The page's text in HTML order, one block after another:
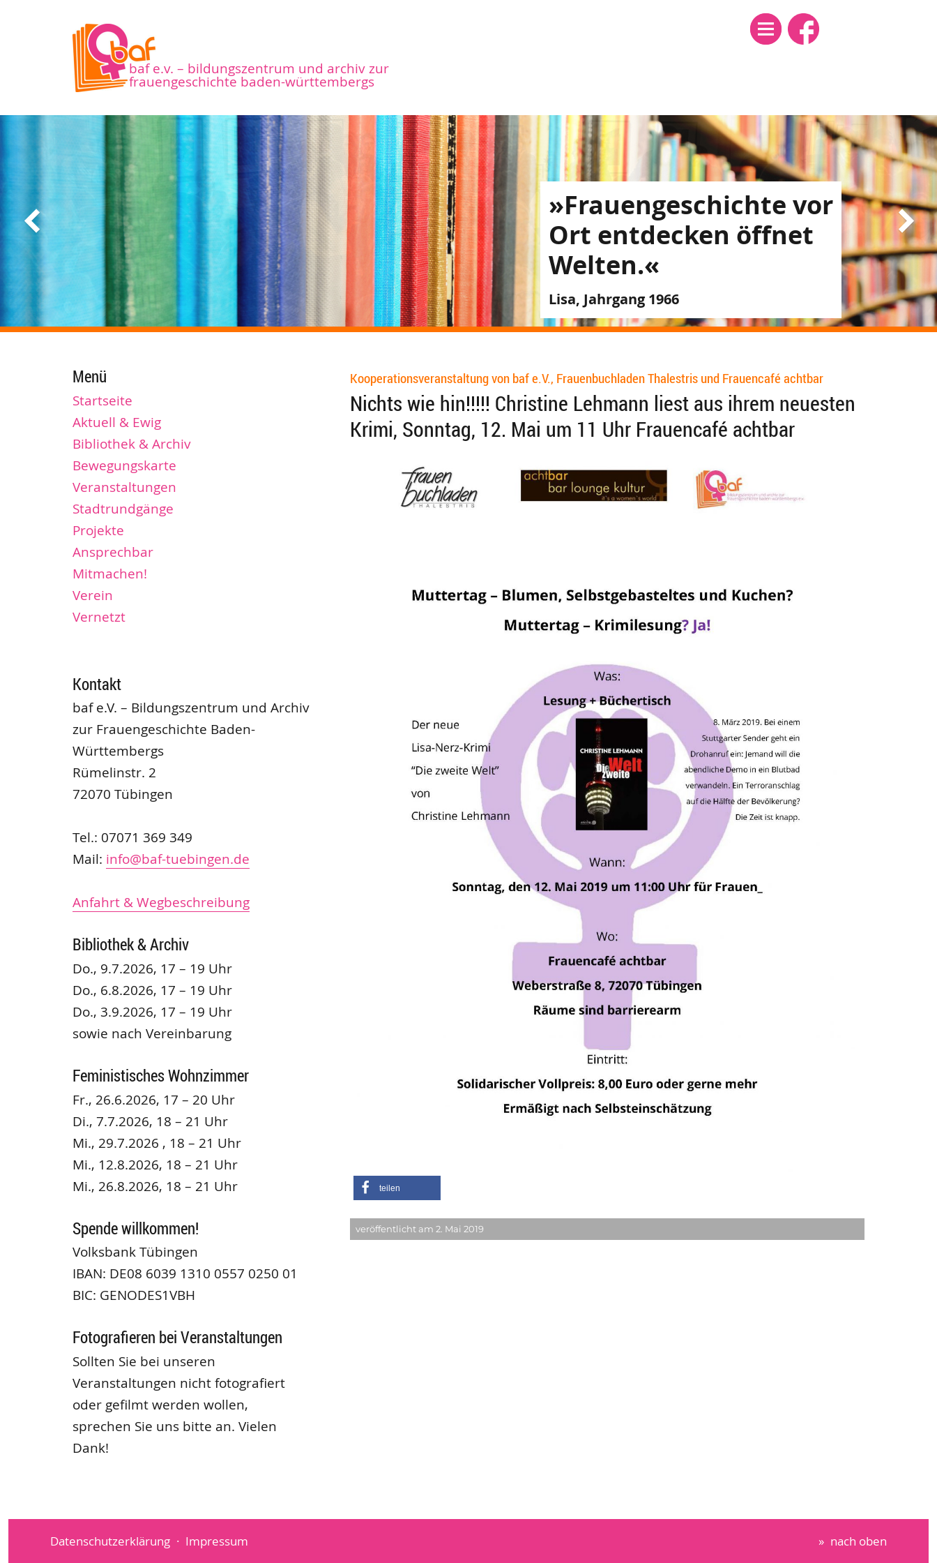
baf e.v. – bildungszentrum und archiv zur
frauengeschichte baden-württembergs
Menü
­»Chancen­­­­gerechtig­­
keit trifft uns alle, sie
ist kein
Frauenthema.«
Ilse, Jahrgang 1938
Kooperationsveranstaltung von baf e.V., Frauenbuchladen Thalestris und Frauencafé achtbar
Nichts wie hin!!!!! Christine Lehmann liest aus ihrem neuesten
Krimi, Sonntag, 12. Mai um 11 Uhr Frauencafé achtbar
teilen
veröffentlicht am 2. Mai 2019
Menü
Startseite
Aktuell & Ewig
Bibliothek & Archiv
Bewegungskarte
Veranstaltungen
Stadtrundgänge
Projekte
Ansprechbar
Mitmachen!
Verein
Vernetzt
Kontakt
baf e.V. – Bildungszentrum und Archiv
zur Frauengeschichte Baden-
Württembergs
Rümelinstr. 2
72070 Tübingen
Tel.: 07071 369 349
Mail: info@baf-tuebingen.de
Anfahrt & Wegbeschreibung
Bibliothek & Archiv
Do., 9.7.2026, 17 – 19 Uhr
Do., 6.8.2026, 17 – 19 Uhr
Do., 3.9.2026, 17 – 19 Uhr
sowie nach Vereinbarung
Feministisches Wohnzimmer
Fr., 26.6.2026, 17 – 20 Uhr
Di., 7.7.2026, 18 – 21 Uhr
Mi., 29.7.2026 , 18 – 21 Uhr
Mi., 12.8.2026, 18 – 21 Uhr
Mi., 26.8.2026, 18 – 21 Uhr
Spende willkommen!
Volksbank Tübingen
IBAN: DE08 6039 1310 0557 0250 01
BIC: GENODES1VBH
Fotografieren bei Veranstaltungen
Sollten Sie bei unseren
Veranstaltungen nicht fotografiert
oder gefilmt werden wollen,
sprechen Sie uns bitte an. Vielen
Dank!
Datenschutzerklärung Impressum nach oben